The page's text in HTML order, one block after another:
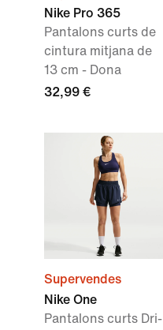
Nike Pro 365
Pantalons curts de
cintura mitjana de
13 cm - Dona
32,99 €
Supervendes
Nike One
Pantalons curts Dri-